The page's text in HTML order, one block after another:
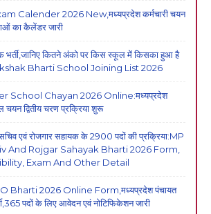
Calender 2026 New,मध्यप्रदेश कर्मचारी चयन
का कैलेंडर जारी
भर्ती,जानिए कितने अंको पर किस स्कूल में किसका हुआ है
Bharti School Joining List 2026
School Chayan 2026 Online:मध्यप्रदेश
चयन द्वितीय चरण प्रक्रिया शुरू
एवं रोजगार सहायक के 2900 पदों की प्रक्रिया:MP
And Rojgar Sahayak Bharti 2026 Form,
Exam And Other Detail
Bharti 2026 Online Form,मध्यप्रदेश पंचायत
पदों के लिए आवेदन एवं नोटिफिकेशन जारी